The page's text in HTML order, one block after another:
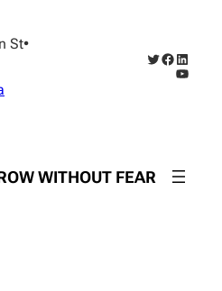
St•
Twitter
Facebook
WITHOUT FEAR